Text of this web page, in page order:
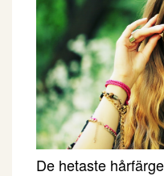
De hetaste